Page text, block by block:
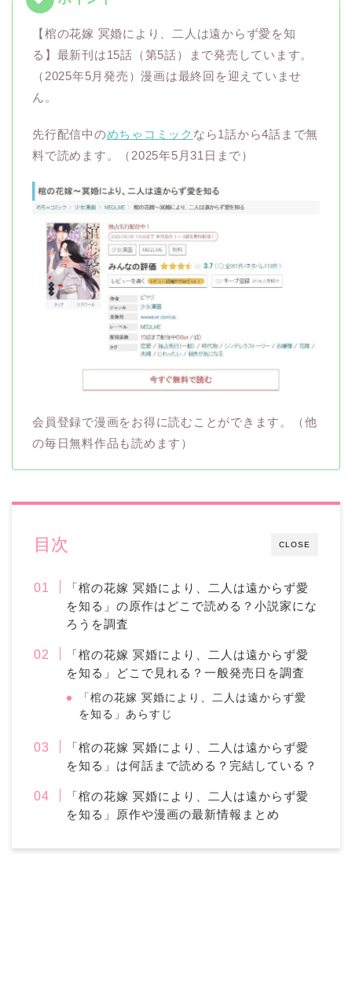
【棺の花嫁 冥婚により、二人は遠からず愛を知
る】最新刊は15話（第5話）まで発売しています。
（2025年5月発売）漫画は最終回を迎えていませ
ん。
先行配信中のめちゃコミック なら1話から4話まで無
料で読めます。（2025年5月31日まで）
会員登録で漫画をお得に読むことができます。（他
の毎日無料作品も読めます）
CLOSE
目次
「棺の花嫁 冥婚により、二人は遠からず愛
を知る」の原作はどこで読める？小説家にな
ろうを調査
「棺の花嫁 冥婚により、二人は遠からず愛
を知る」どこで見れる？一般発売日を調査
「棺の花嫁 冥婚により、二人は遠からず愛
を知る」あらすじ
「棺の花嫁 冥婚により、二人は遠からず愛
を知る」は何話まで読める？完結している？
「棺の花嫁 冥婚により、二人は遠からず愛
を知る」原作や漫画の最新情報まとめ